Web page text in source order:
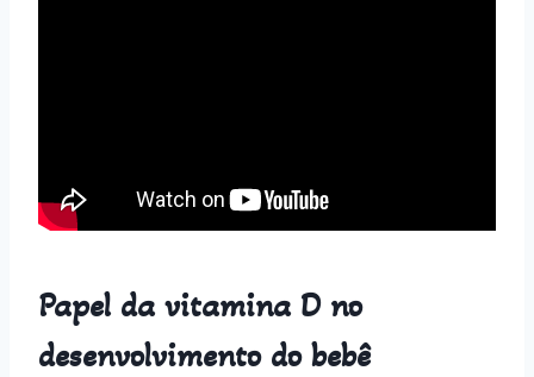
Papel da vitamina D no
desenvolvimento do bebê